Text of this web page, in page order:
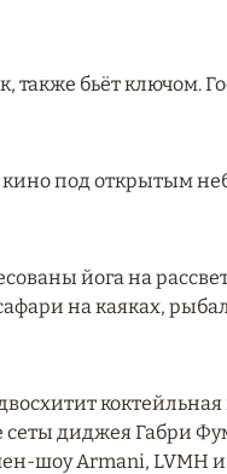
бьёт ключом.
под открытым
йога на
на каяках,
коктейльная
сеты диджея Габри
шоу Armani, LVMH